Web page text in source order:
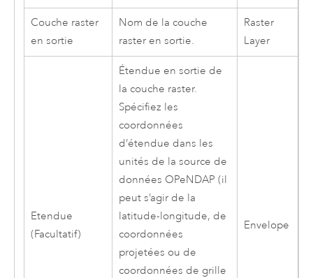
Couche raster
en sortie
Nom de la couche
raster en sortie.
Raster
Layer
Etendue
(Facultatif)
Étendue en sortie de
la couche raster.
Spécifiez les
coordonnées
d’étendue dans les
unités de la source de
données OPeNDAP (il
peut s’agir de la
latitude-longitude, de
coordonnées
projetées ou de
coordonnées de grille
Envelope